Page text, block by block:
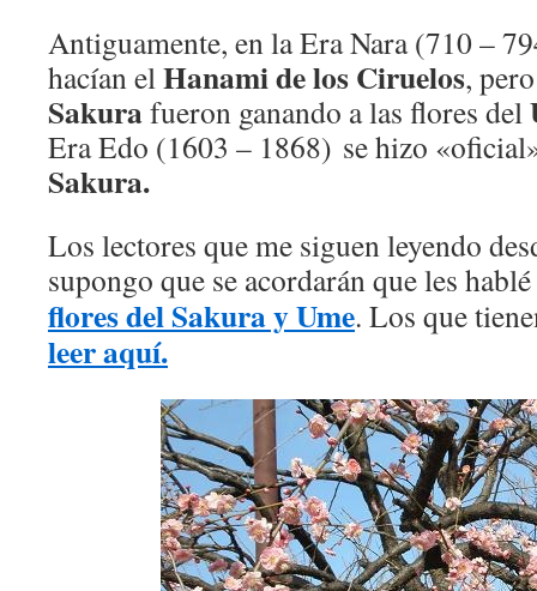
Antiguamente, en la Era Nara (710 –
hacían elHanami de los Ciruelos,
Sakurafueron ganando a las flores del
Era Edo (1603 – 1868) se hizo
Sakura.
Los lectores que me siguen leyendo
supongo que se acordarán que les
flores del Sakura y Ume. Los que
leer aquí.